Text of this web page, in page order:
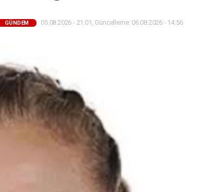
GÜNDEM 05.08.2026 - 21:01, Güncelleme: 06.08.2026 - 14:56